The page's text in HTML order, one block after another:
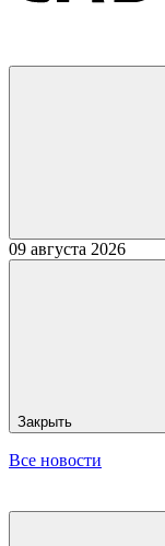
09 августа 2026
Закрыть
Все новости